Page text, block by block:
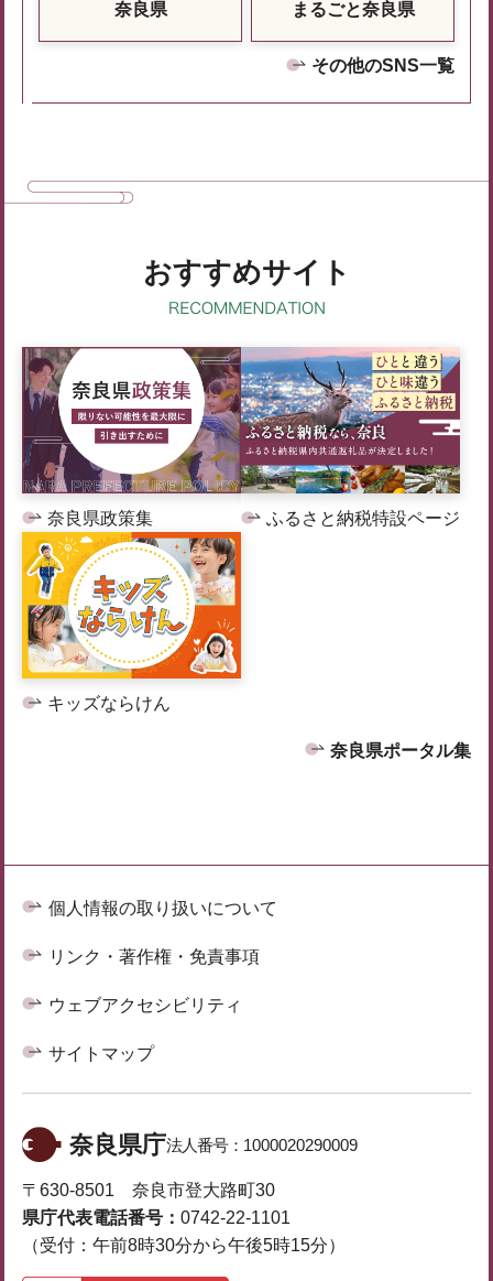
奈良県 まるごと奈良県
その他のSNS一覧
おすすめサイト
奈良県政策集 ふるさと納税特設ページ
キッズならけん
奈良県ポータル集
個人情報の取り扱いについて
リンク・著作権・免責事項
ウェブアクセシビリティ
サイトマップ
奈良県庁法人番号： 1000020290009
〒630-8501 奈良市登大路町30
県庁代表電話番号： 0742-22-1101
（受付：午前8時30分から午後5時15分）